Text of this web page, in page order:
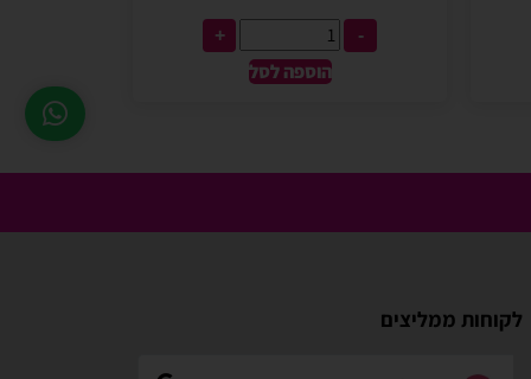
-
+
הוספה לסל
לקוחות ממליצים